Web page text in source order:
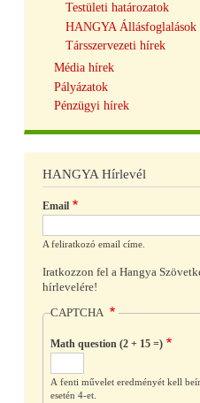
Testületi határozatok
HANGYA Állásfoglalások
Társszervezeti hírek
Média hírek
Pályázatok
Pénzügyi hírek
HANGYA Hírlevél
Email
A feliratkozó email címe.
Iratkozzon fel a Hangya
hírlevelére!
CAPTCHA
Math question (2 + 15 =)
A fenti művelet eredményét kell
esetén 4-et.